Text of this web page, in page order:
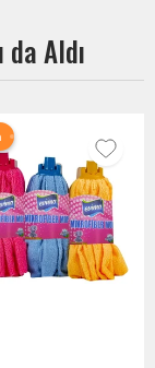
Aldı